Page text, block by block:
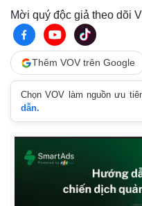
Mời quý độc giả theo dõi
Thêm VOV trên Google
Chọn VOV làm nguồn ưu
dẫn.